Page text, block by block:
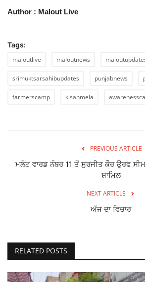
Author : Malout Live
Tags:
maloutlive
maloutnews
srimuktsarsahibupdates punjabnews
farmerscamp kisanmela
PREVIOUS ARTICLE
ਮਲੋਟ ਵਾਰਡ ਨੰਬਰ 11 ਤੋਂ ਸੁਰਜੀਤ ਕੌਰ ਉਰਫ
ਸ਼ਾਮਿਲ
NEXT ARTICLE
ਅੱਜ ਦਾ ਵਿਚਾਰ
RELATED POSTS